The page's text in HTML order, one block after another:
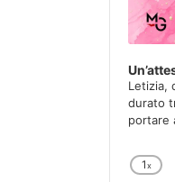
Letizia,
durato
portare
1x